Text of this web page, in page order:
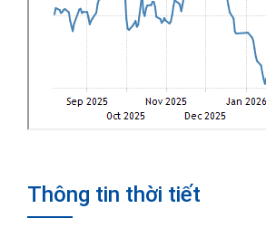
Thông tin thời tiết